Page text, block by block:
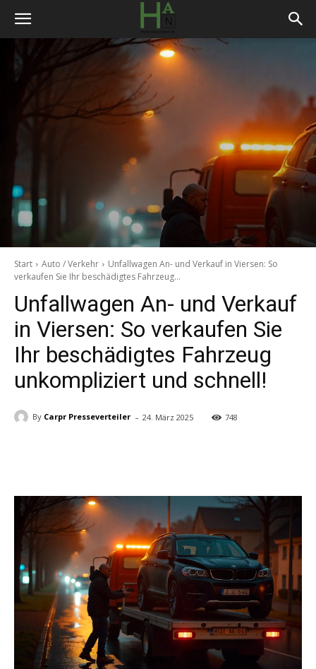
Start Auto / Verkehr
Unfallwagen An- und Verkauf in Viersen: So
verkaufen Sie Ihr beschädigtes Fahrzeug...
Unfallwagen An- und Verkauf
in Viersen: So verkaufen Sie
Ihr beschädigtes Fahrzeug
unkompliziert und schnell!
By Carpr Presseverteiler - 24. März 2025 748